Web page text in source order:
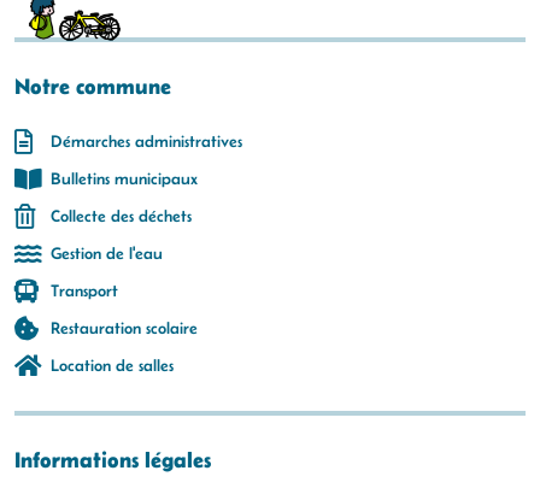
Notre commune
Démarches administratives
Bulletins municipaux
Collecte des déchets
Gestion de l'eau
Transport
Restauration scolaire
Location de salles
Informations légales